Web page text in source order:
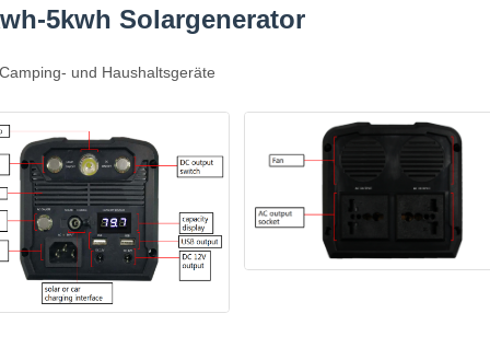
5kwh Solargenerator
und Haushaltsgeräte